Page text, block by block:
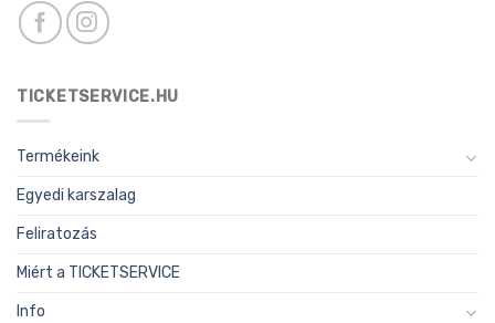
TICKETSERVICE.HU
Termékeink
Egyedi karszalag
Feliratozás
Miért a TICKETSERVICE
Info